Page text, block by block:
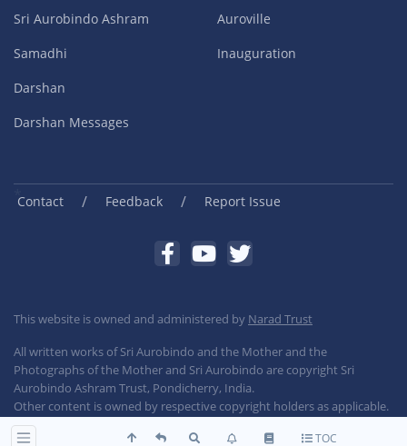
TOC
Sri Aurobindo Ashram
Samadhi
Darshan
Darshan Messages
Auroville
Inauguration
Contact / Feedback / Report Issue
This website is owned and administered by Narad Trust
All written works of Sri Aurobindo and the Mother and the
Photographs of the Mother and Sri Aurobindo are copyright Sri
Aurobindo Ashram Trust, Pondicherry, India.
Other content is owned by respective copyright holders as applicable.